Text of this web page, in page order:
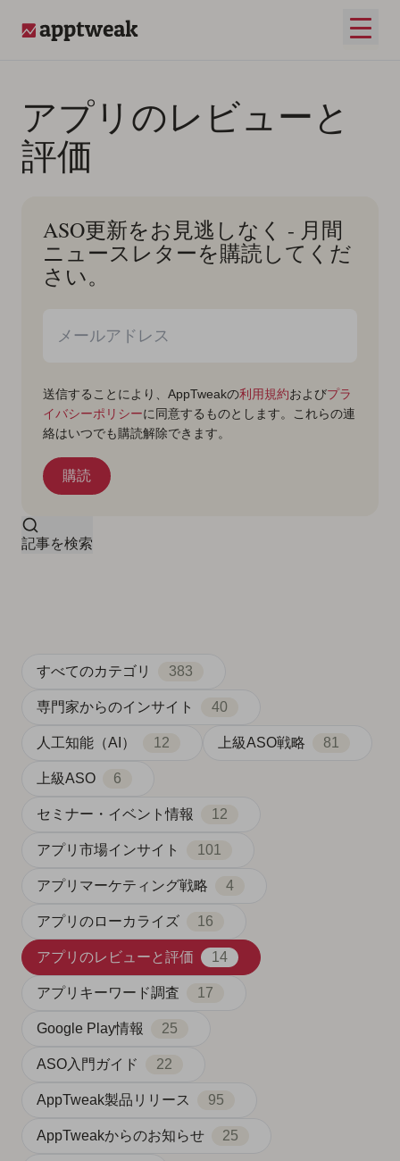
メイ
アプリのレビューと
評価
ASO更新をお見逃しなく - 月間
ニュースレターを購読してくだ
さい。
送信することにより、AppTweakの利用規約およびプラ
イバシーポリシーに同意するものとします。これらの連
絡はいつでも購読解除できます。
記事を検索
すべてのカテゴリ 383
専門家からのインサイト 40
人工知能（AI） 12 上級ASO戦略 81
上級ASO 6
セミナー・イベント情報 12
アプリ市場インサイト 101
アプリマーケティング戦略 4
アプリのローカライズ 16
アプリのレビューと評価 14
アプリキーワード調査 17
Google Play情報 25
ASO入門ガイド 22
AppTweak製品リリース 95
AppTweakからのお知らせ 25